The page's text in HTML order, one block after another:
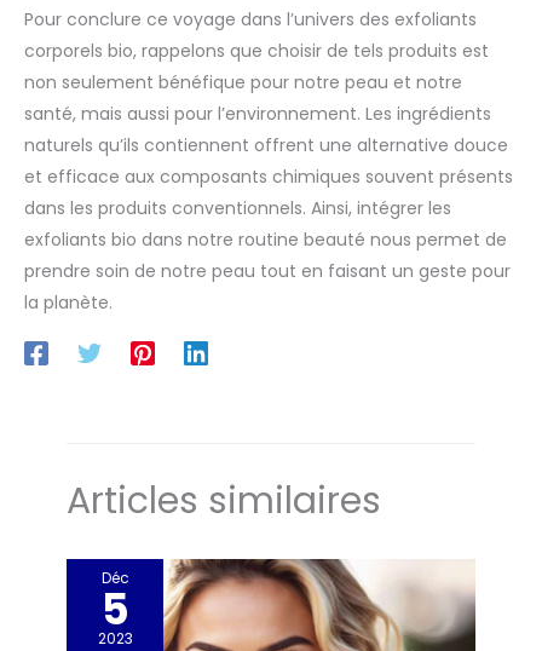
Pour conclure ce voyage dans l’univers des exfoliants
corporels bio, rappelons que choisir de tels produits est
non seulement bénéfique pour notre peau et notre
santé, mais aussi pour l’environnement. Les ingrédients
naturels qu’ils contiennent offrent une alternative douce
et efficace aux composants chimiques souvent présents
dans les produits conventionnels. Ainsi, intégrer les
exfoliants bio dans notre routine beauté nous permet de
prendre soin de notre peau tout en faisant un geste pour
la planète.
Articles similaires
Déc
5
2023